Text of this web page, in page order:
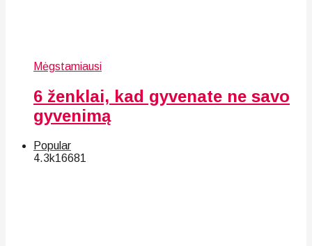
Mėgstamiausi
6 ženklai, kad gyvenate ne savo
gyvenimą
Popular
4.3k16681